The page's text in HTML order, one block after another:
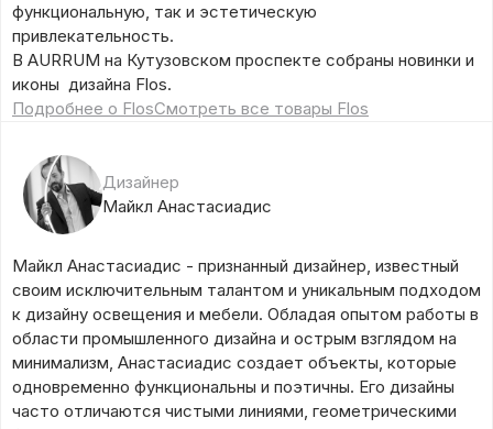
функциональную, так и эстетическую
привлекательность.
В AURRUM на Кутузовском проспекте собраны новинки и
иконы дизайна Flos.
Подробнее о FlosСмотреть все товары Flos
Дизайнер
Майкл Анастасиадис
Майкл Анастасиадис - признанный дизайнер, известный
своим исключительным талантом и уникальным подходом
к дизайну освещения и мебели. Обладая опытом работы в
области промышленного дизайна и острым взглядом на
минимализм, Анастасиадис создает объекты, которые
одновременно функциональны и поэтичны. Его дизайны
часто отличаются чистыми линиями, геометрическими